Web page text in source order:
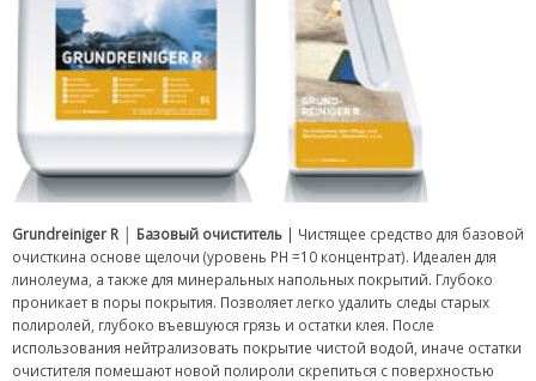
Grundreiniger R Базовый очиститель | Чистящее средство для базовой
очисткина основе щелочи (уровень PH =10 концентрат). Идеален для
линолеума, а также для минеральных напольных покрытий. Глубоко
проникает в поры покрытия. Позволяет легко удалить следы старых
полиролей, глубоко въевшуюся грязь и остатки клея. После
использования нейтрализовать покрытие чистой водой, иначе остатки
очистителя помешают новой полироли скрепиться с поверхностью